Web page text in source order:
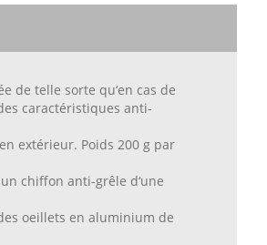
de telle sorte qu‘en cas de
caractéristiques anti-
extérieur. Poids 200 g par
chiffon anti-grêle d‘une
oeillets en aluminium de